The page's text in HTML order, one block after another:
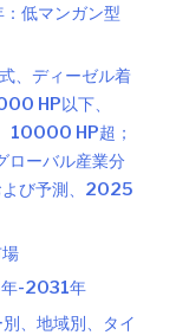
低マンガン型
、ディーゼル着
HP以下、
HP超；
ローバル産業分
よび予測、2025
年-2031年
、地域別、タイ